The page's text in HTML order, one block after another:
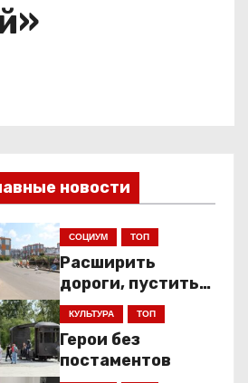
новости
СОЦИУМ ТОП
Расширить
дороги, пустить
низкопольники
КУЛЬТУРА ТОП
Герои без
постаментов